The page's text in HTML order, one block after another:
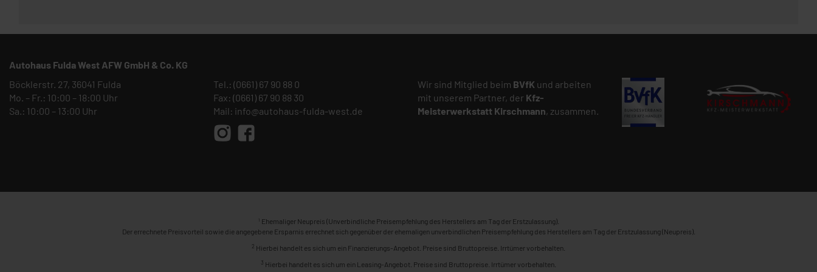
Autohaus Fulda West AFW GmbH & Co. KG
Böcklerstr. 27, 36041 Fulda
Mo. – Fr.: 10:00 – 18:00 Uhr
Sa.: 10:00 – 13:00 Uhr
Tel.: (0661) 67 90 88 0
Fax: (0661) 67 90 88 30
Mail: info@autohaus-fulda-west.de
Wir sind Mitglied beim BVfK und arbeiten
mit unserem Partner, der Kfz-
Meisterwerkstatt Kirschmann, zusammen.
1 Ehemaliger Neupreis (Unverbindliche Preisempfehlung des Herstellers am Tag der Erstzulassung).
Der errechnete Preisvorteil sowie die angegebene Ersparnis errechnet sich gegenüber der ehemaligen unverbindlichen Preisempfehlung des Herstellers am Tag der Erstzulassung (Neupreis).
2 Hierbei handelt es sich um ein Finanzierungs-Angebot. Preise sind Bruttopreise. Irrtümer vorbehalten.
3 Hierbei handelt es sich um ein Leasing-Angebot. Preise sind Bruttopreise. Irrtümer vorbehalten.